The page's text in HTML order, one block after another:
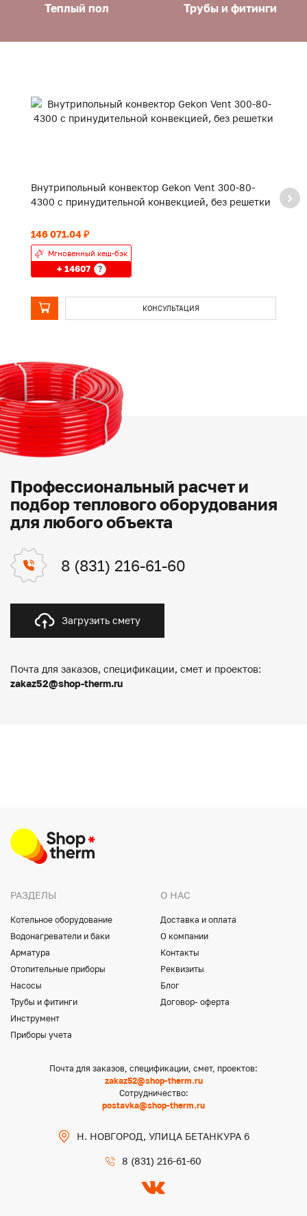
Теплый пол Трубы и фитинги
Внутрипольный конвектор Gekon Vent 300-80-
4300 с принудительной конвекцией, без решетки
146 071.04 ₽
Мгновенный кеш-бэк
+ 14607 ?
КОНСУЛЬТАЦИЯ
Профессиональный расчет и
подбор теплового оборудования
для любого объекта
8 (831) 216-61-60
Загрузить смету
Почта для заказов, спецификации, смет и проектов:
zakaz52@shop-therm.ru
РАЗДЕЛЫ
Котельное оборудование
Водонагреватели и баки
Арматура
Отопительные приборы
Насосы
Трубы и фитинги
Инструмент
Приборы учета
О НАС
Доставка и оплата
О компании
Контакты
Реквизиты
Блог
Договор- оферта
Почта для заказов, спецификации, смет, проектов:
zakaz52@shop-therm.ru
Сотрудничество:
postavka@shop-therm.ru
Н. НОВГОРОД, УЛИЦА БЕТАНКУРА 6
8 (831) 216-61-60